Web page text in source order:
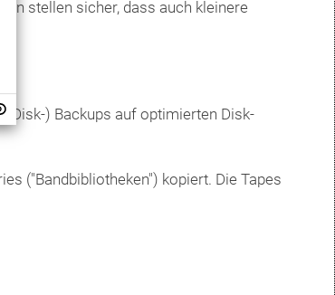
stellen sicher, dass auch kleinere
Disk-) Backups auf optimierten Disk-
("Bandbibliotheken") kopiert. Die Tapes